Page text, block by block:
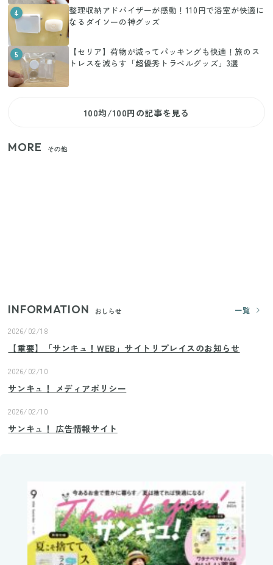
4
整理収納アドバイザーが感動！110円で浴室が快適に
なるダイソーの神グッズ
5
【セリア】荷物が減ってパッキングも快適！旅のス
トレスを減らす「超優秀トラベルグッズ」3選
100均/100円の記事を見る
MORE その他
INFORMATION おしらせ
一覧
2026/02/18
【重要】「サンキュ！WEB」サイトリプレイスのお知らせ
2026/02/10
サンキュ！ メディアポリシー
2026/02/10
サンキュ！ 広告情報サイト